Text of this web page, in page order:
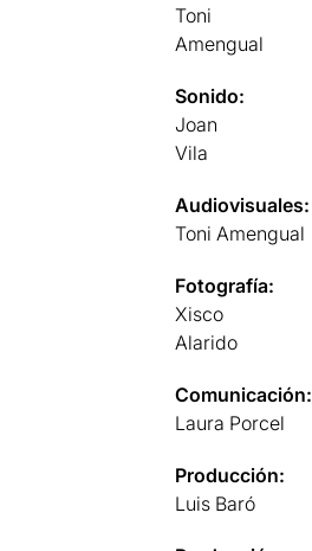
Toni
Amengual
Sonido:
Joan
Vila
Audiovisuales:
Toni Amengual
Fotografía:
Xisco
Alarido
Comunicación:
Laura Porcel
Producción:
Luis Baró